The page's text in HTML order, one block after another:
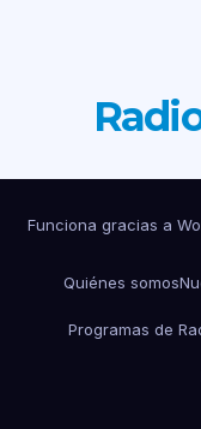
Funciona gracias a
Quiénes somos
Programas de